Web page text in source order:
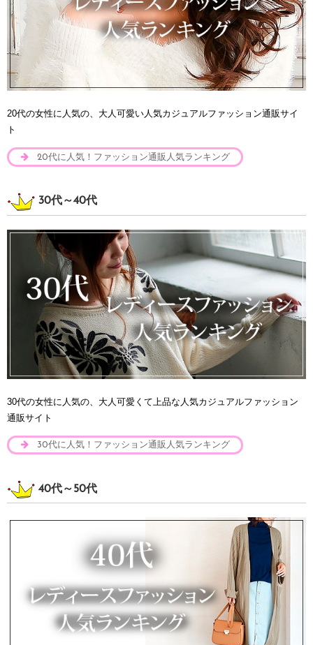
20代の女性に人気の、大人可愛い人気カジュアルファッション通販サイ
ト
20代に人気！ファッション通販人気ランキング
30代～40代
30代の女性に人気の、大人可愛くて上品な人気カジュアルファッション
通販サイト
30代に人気！ファッション通販人気ランキング
40代～50代